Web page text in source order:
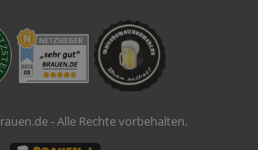
- Alle Rechte vorbehalten.